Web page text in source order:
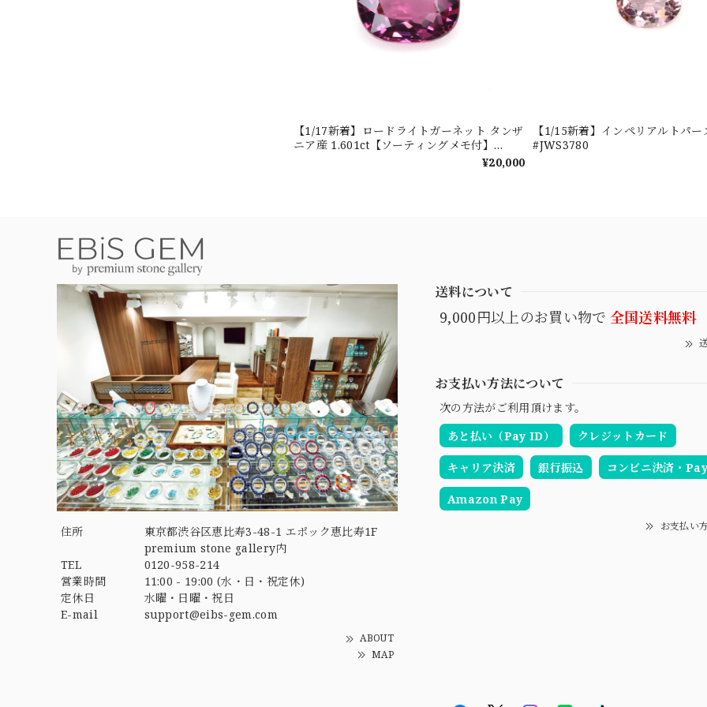
【1/17新着】ロードライトガーネット タンザ
ニア産 1.601ct【ソーティングメモ付】
¥20,000
【1/15新着】インペリアルトパ
#JWS3780
住所
東京都渋谷区恵比寿3-48-1 エポック恵比寿1F
premium stone gallery内
TEL
0120-958-214
営業時間
11:00 - 19:00 (水・日・祝定休)
定休日
水曜・日曜・祝日
E-mail
support@eibs-gem.com
ABOUT
MAP
送料について
9,000円以上のお買い物で 全国送料無料
お支払い方法について
次の方法がご利用頂けます。
あと払い（Pay ID）
クレジットカード
キャリア決済 銀行振込 コンビニ決済・
Amazon Pay
お支払い